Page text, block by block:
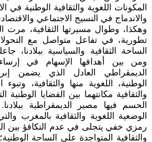
المكونات اللغوية والثقافية الوطنية في
والاندماج في النسيج الاجتماعي
وهكذا، وطوال مسيرتها الثقافية، مرت
تطورية، في تفاعل متواصل مع
الساحة الثقافية والسياسية ببلادنا،
ومن بين أهدافها الإسهام في
الديمقراطي العادل الذي يضمن
الوطنية، اللغوية منها والثقافية، وتبوء
والثقافية مكانتهما بين القضايا
الحسم فيها مصير الديمقراطية
الوضعية اللغوية والثقافية بالمغرب
رمزي خفي يتجلى في عدم التكافؤ بين
والثقافية المتواجدة على الساحة